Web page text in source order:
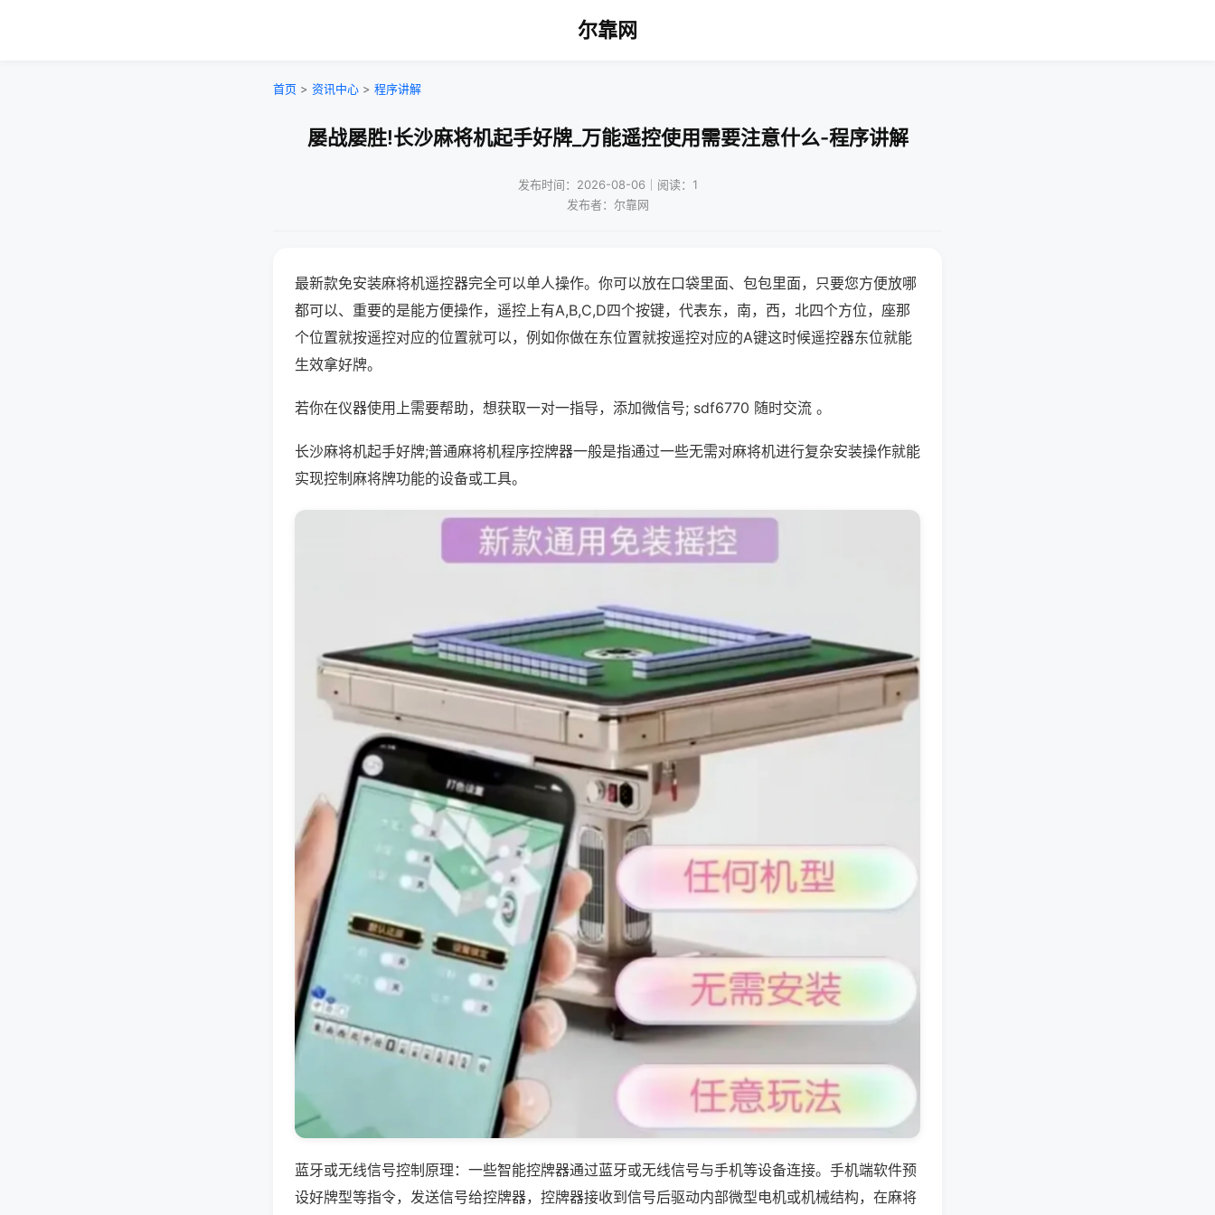
尔靠网
首页 > 资讯中心 > 程序讲解
屡战屡胜!长沙麻将机起手好牌_万能遥控使用需要注意什么-程序讲解
发布时间：2026-08-06｜阅读：1
发布者：尔靠网
最新款免安装麻将机遥控器完全可以单人操作。你可以放在口袋里面、包包里面，只要您方便放哪
都可以、重要的是能方便操作，遥控上有A,B,C,D四个按键，代表东，南，西，北四个方位，座那
个位置就按遥控对应的位置就可以，例如你做在东位置就按遥控对应的A键这时候遥控器东位就能
生效拿好牌。
若你在仪器使用上需要帮助，想获取一对一指导，添加微信号; sdf6770 随时交流 。
长沙麻将机起手好牌;普通麻将机程序控牌器一般是指通过一些无需对麻将机进行复杂安装操作就能
实现控制麻将牌功能的设备或工具。
蓝牙或无线信号控制原理：一些智能控牌器通过蓝牙或无线信号与手机等设备连接。手机端软件预
设好牌型等指令，发送信号给控牌器，控牌器接收到信号后驱动内部微型电机或机械结构，在麻将